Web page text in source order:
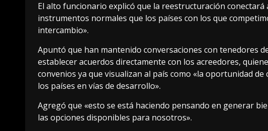
El alto funcionario explicó que la reestructuración conectará
instrumentos normales que los países con los que
intercambio».
Apuntó que han mantenido conversaciones con tenedores
establecer acuerdos directamente con los acreedores,
convenios ya que visualizan al país como «la oportunidad
los países en vías de desarrollo».
Agregó que «esto se está haciendo pensando en generar
las opciones disponibles para nosotros».